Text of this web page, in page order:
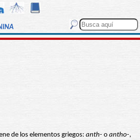
de los elementos griegos: anth- o antho-,